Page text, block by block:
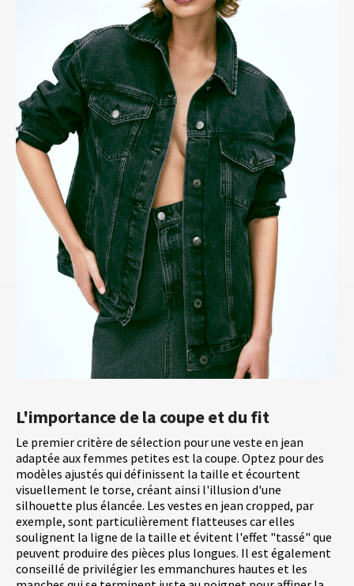
L'importance de la coupe et du fit
Le premier critère de sélection pour une veste en jean
adaptée aux femmes petites est la coupe. Optez pour des
modèles ajustés qui définissent la taille et écourtent
visuellement le torse, créant ainsi l'illusion d'une
silhouette plus élancée. Les vestes en jean cropped, par
exemple, sont particulièrement flatteuses car elles
soulignent la ligne de la taille et évitent l'effet "tassé" que
peuvent produire des pièces plus longues. Il est également
conseillé de privilégier les emmanchures hautes et les